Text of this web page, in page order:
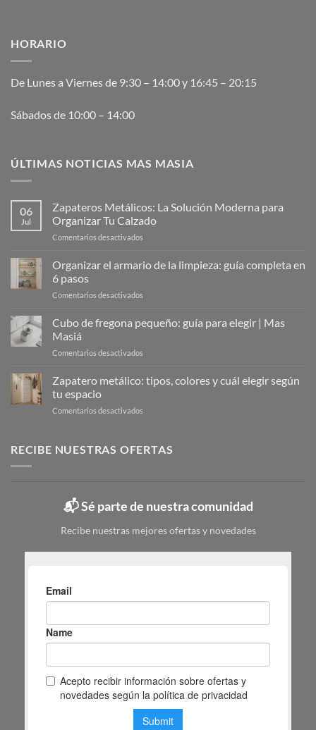
HORARIO
De Lunes a Viernes de 9:30 – 14:00 y 16:45 – 20:15
Sábados de 10:00 – 14:00
ÚLTIMAS NOTICIAS MAS MASIA
06
Jul
Zapateros Metálicos: La Solución Moderna para
Organizar Tu Calzado
Comentarios desactivados
Metálicos:
La
Organizar
Organizar el armario de la limpieza: guía completa en
6 pasos
Comentarios desactivados
armario
guía
completa
Cubo de fregona pequeño: guía para elegir | Mas
Masiá
Comentarios desactivados
de
fregona
|
Zapatero metálico: tipos, colores y cuál elegir según
tu espacio
Comentarios desactivados
tipos,
según
espacio
RECIBE NUESTRAS OFERTAS
📬 Sé parte de nuestra comunidad
Recibe nuestras mejores ofertas y novedades